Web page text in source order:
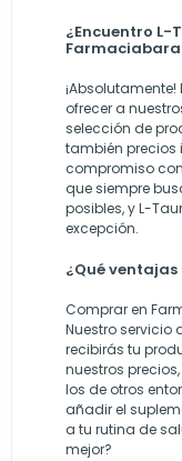
¿Encuentro L-
ofrecer a
selección de
también precios
compromiso
que siempre
posibles, y L-
excepción.
¿Qué
Comprar en
Nuestro servicio
recibirás tu
nuestros
los de otros
añadir el
a tu rutina de
mejor?